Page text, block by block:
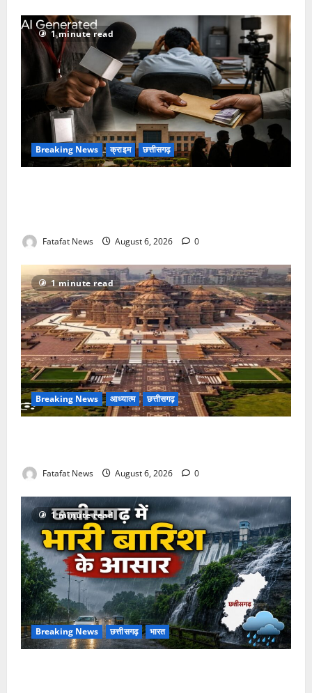
1 minute read
Breaking News क्राइम छत्तीसगढ़
Fatafat News August 6, 2026 0
1 minute read
Breaking News आध्यात्म छत्तीसगढ़
Fatafat News August 6, 2026 0
1 minute read
Breaking News छत्तीसगढ़ भारत